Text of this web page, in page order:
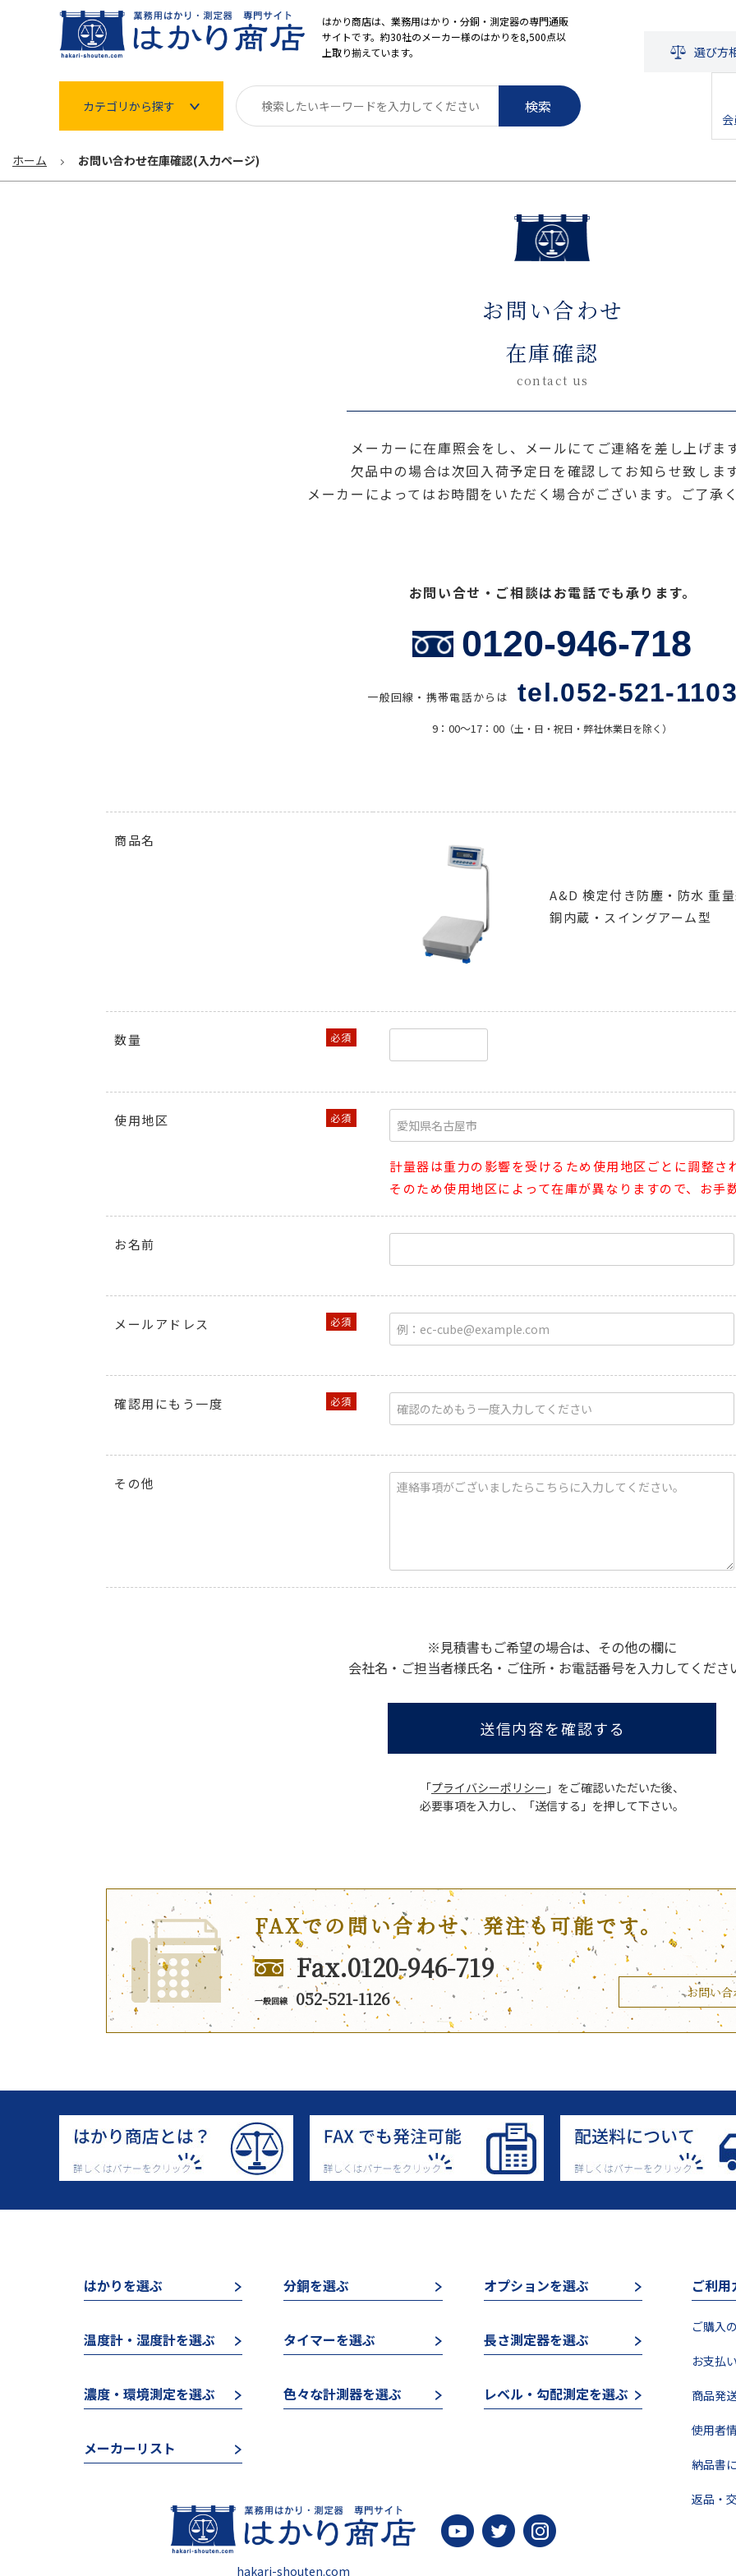
はかり商店は、業務用はかり・分銅・測定器の専門通販
サイトです。約30社のメーカー様のはかりを8,500点以
上取り揃えています。
選び方
カテゴリから探す
分銅
検索
ホーム お問い合わせ在庫確認(入力ページ)
お問い合わせ
在庫確認
contact us
メーカーに在庫照会をし、メールにてご連絡を差し上げま
欠品中の場合は次回入荷予定日を確認してお知らせ致しま
メーカーによってはお時間をいただく場合がございます。ご了承
お問い合せ・ご相談はお電話でも承ります。
0120-946-718
一般回線・携帯電話からは tel.052-521-
9：00〜17：00 （土・日・祝日・弊社休業日を除く）
商品名
A&D 検定付き防塵・防水 重
銅内蔵・スイングアーム型
数量
使用地区
計量器は重力の影響を受けるため使用地区ごとに調整さ
そのため使用地区によって在庫が異なりますので、お
お名前
メールアドレス
確認用にもう一度
その他
※見積書もご希望の場合は、その他の欄に
会社名・ご担当者様氏名・ご住所・お電話番号を入力してくださ
送信内容を確認する
「プライバシーポリシー 」をご確認いただいた後、
必要事項を入力し、「送信する」を押して下さい。
FAXでの問い合わせ、発注も可能です。
Fax.0120-946-719
一般回線 052-521-1126 お問い合
はかりを選ぶ 分銅を選ぶ オプションを選ぶ
温度計・湿度計を選ぶ タイマーを選ぶ 長さ測定器を選ぶ
濃度・環境測定を選ぶ 色々な計測器を選ぶ レベル・勾配測定を選ぶ
メーカーリスト
hakari-shouten.com
ご利用
ご購入
お支払
商品発
使用者
納品書
返品・